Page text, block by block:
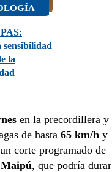
sensibilidad
la
en la precordillera y
de hasta 65 km/h y
corte programado de
, que podría durar